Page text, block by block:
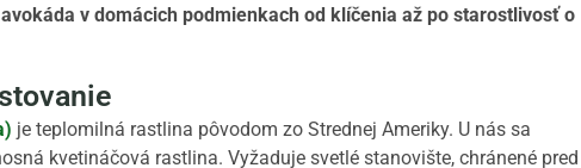
v domácich podmienkach od klíčenia až po starostlivosť o
je teplomilná rastlina pôvodom zo Strednej Ameriky. U nás sa
kvetináčová rastlina. Vyžaduje svetlé stanovište, chránené pred